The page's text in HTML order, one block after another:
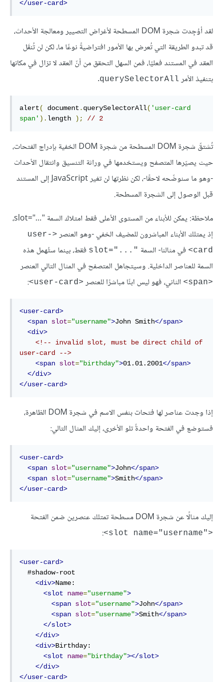
</user-card>
لقد أوُجِدت شجرة DOM المسطحة لأغراض التصيير ومعالجة الأحداث،
قد تبدو الطريقة التي تُعرض بها الأمور افتراضيةً نوعًا ما، لكن لن تُنقَل
العقد في المستند فعليًا، فمن السهل التحقق من أنّ العقد لا تزال في مكانها
بتنفيذ الأمر querySelectorAll
.
alert( document . querySelectorAll( 'user-card
span' ). length ); // 2
تُشتقّ شجرة DOM المسطحة من شجرة DOM الخفية بإدراج الفتحات،
حيث يصيّرها المتصفح ويستخدمها في وراثة التنسيق وانتقال الأحداث
-وهو ما سنوضّحه لاحقًا-، لكن نظرتها لن تغير JavaScript إلى المستند
قبل الوصول إلى الشجرة المسطحة.
ملاحظة: يمكن للأبناء من المستوى الأعلى فقط امتلاك السمة "…"=slot،
إذ يمتلك الأبناء المباشرون للمضيف الخفي -وهو العنصر
<user-
card>
في مثالنا- السمة "..."=slot
فقط، بينما ستُهمل هذه
السمة للعناصر الداخلية. وسيتجاهل المتصفح في المثال التالي العنصر
<span> الثاني، فهو ليس ابنًا مباشرًا للعنصر <user-card>
:
<user-card>
<span slot="username">John Smith</span>
<div>
<!-- invalid slot, must be direct child of
user-card -->
<span slot="birthday">01.01.2001</span>
</div>
</user-card>
إذا وجدت عناصر لها فتحات بنفس الاسم في شجرة DOM الظاهرة،
فستوضع في الفتحة واحدةً تلو الأخرى، إليك المثال التالي:
<user-card>
<span slot="username">John</span>
<span slot="username">Smith</span>
</user-card>
إليك مثالًا عن شجرة DOM مسطحة تمتلك عنصرين ضمن الفتحة
<"slot name="username>
:
<user-card>
<div>Name:
<slot
name="username">
<span slot="username">John</span>
<span slot="username">Smith</span>
</slot>
</div>
<div>Birthday:
<slot
name="birthday"></slot>
</div>
</user-card>